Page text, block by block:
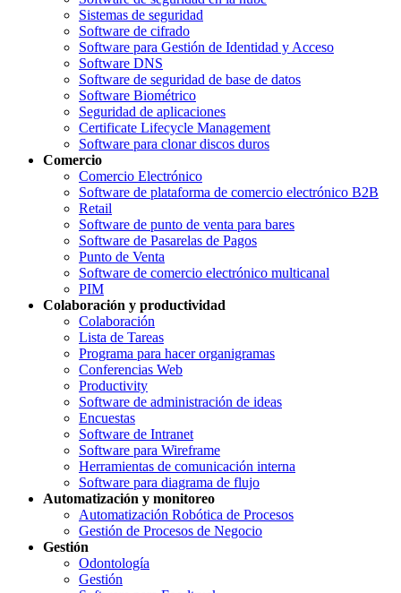
Sistemas de seguridad
Software de cifrado
Software para Gestión de Identidad y Acceso
Software DNS
Software de seguridad de base de datos
Software Biométrico
Seguridad de aplicaciones
Certificate Lifecycle Management
Software para clonar discos duros
Comercio
Comercio Electrónico
Software de plataforma de comercio electrónico B2B
Retail
Software de punto de venta para bares
Software de Pasarelas de Pagos
Punto de Venta
Software de comercio electrónico multicanal
PIM
Colaboración y productividad
Colaboración
Lista de Tareas
Programa para hacer organigramas
Conferencias Web
Productivity
Software de administración de ideas
Encuestas
Software de Intranet
Software para Wireframe
Herramientas de comunicación interna
Software para diagrama de flujo
Automatización y monitoreo
Automatización Robótica de Procesos
Gestión de Procesos de Negocio
Gestión
Odontología
Gestión